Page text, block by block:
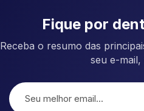
Fique por
Receba o resumo das
seu e-mail,